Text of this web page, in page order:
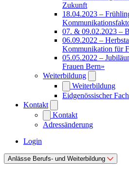
Zukunft
18.04.2023 –
07. & 09.02.2023 –
06.09.2022 –
Kommunikation für
05.05.2022 –
Frauen Bern»
Weiterbildung
Weiterbildung
Eidgenössischer
Kontakt
Kontakt
Adressänderung
Login
Anlässe Berufs- und Weiterbildung